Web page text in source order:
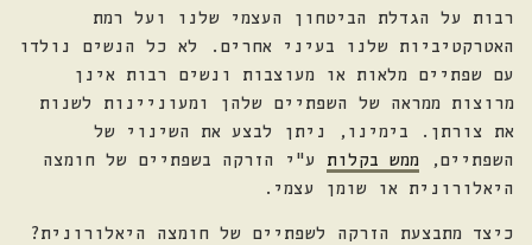
רבות על הגדלת הביטחון העצמי שלנו ועל רמת
האטרקטיביות שלנו בעיני אחרים. לא כל הנשים נולדו
עם שפתיים מלאות או מעוצבות ונשים רבות אינן
מרוצות ממראה של השפתיים שלהן ומעוניינות לשנות
את צורתן. בימינו, ניתן לבצע את השינוי של
השפתיים, ממש בקלות ע"י הזרקה בשפתיים של חומצה
היאלורונית או שומן עצמי.
כיצד מתבצעת הזרקה לשפתיים של חומצה היאלורונית?